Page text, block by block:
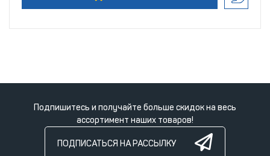
Подпишитесь и получайте больше скидок на весь
ассортимент наших товаров!
ПОДПИСАТЬСЯ НА РАССЫЛКУ